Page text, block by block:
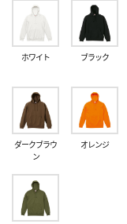
ホワイト ブラック
ダークブラウ
ン
オレンジ